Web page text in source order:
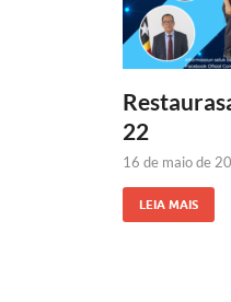
22
16 de maio de
LEIA MAIS